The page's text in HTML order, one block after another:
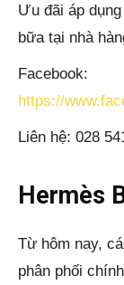
Ưu đãi áp
bữa tại nhà
Facebook:
https://
Liên hệ: 028
Hermès
Từ hôm nay,
phân phối